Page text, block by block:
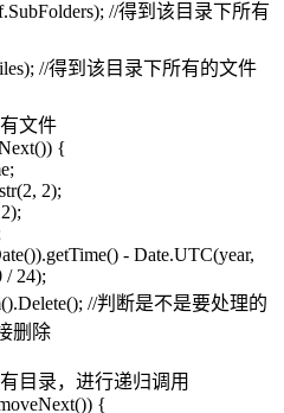
//得到该目录下所有
//得到该目录下所有的文件
文件
{
2);
- Date.UTC(year,
/ 24);
//判断是不是要处理的
删除
目录，进行递归调用
{